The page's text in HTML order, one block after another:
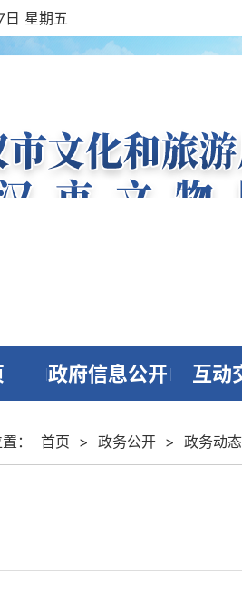
星期五
政府信息公开 互动
： 首页 > 政务公开 > 政务动态